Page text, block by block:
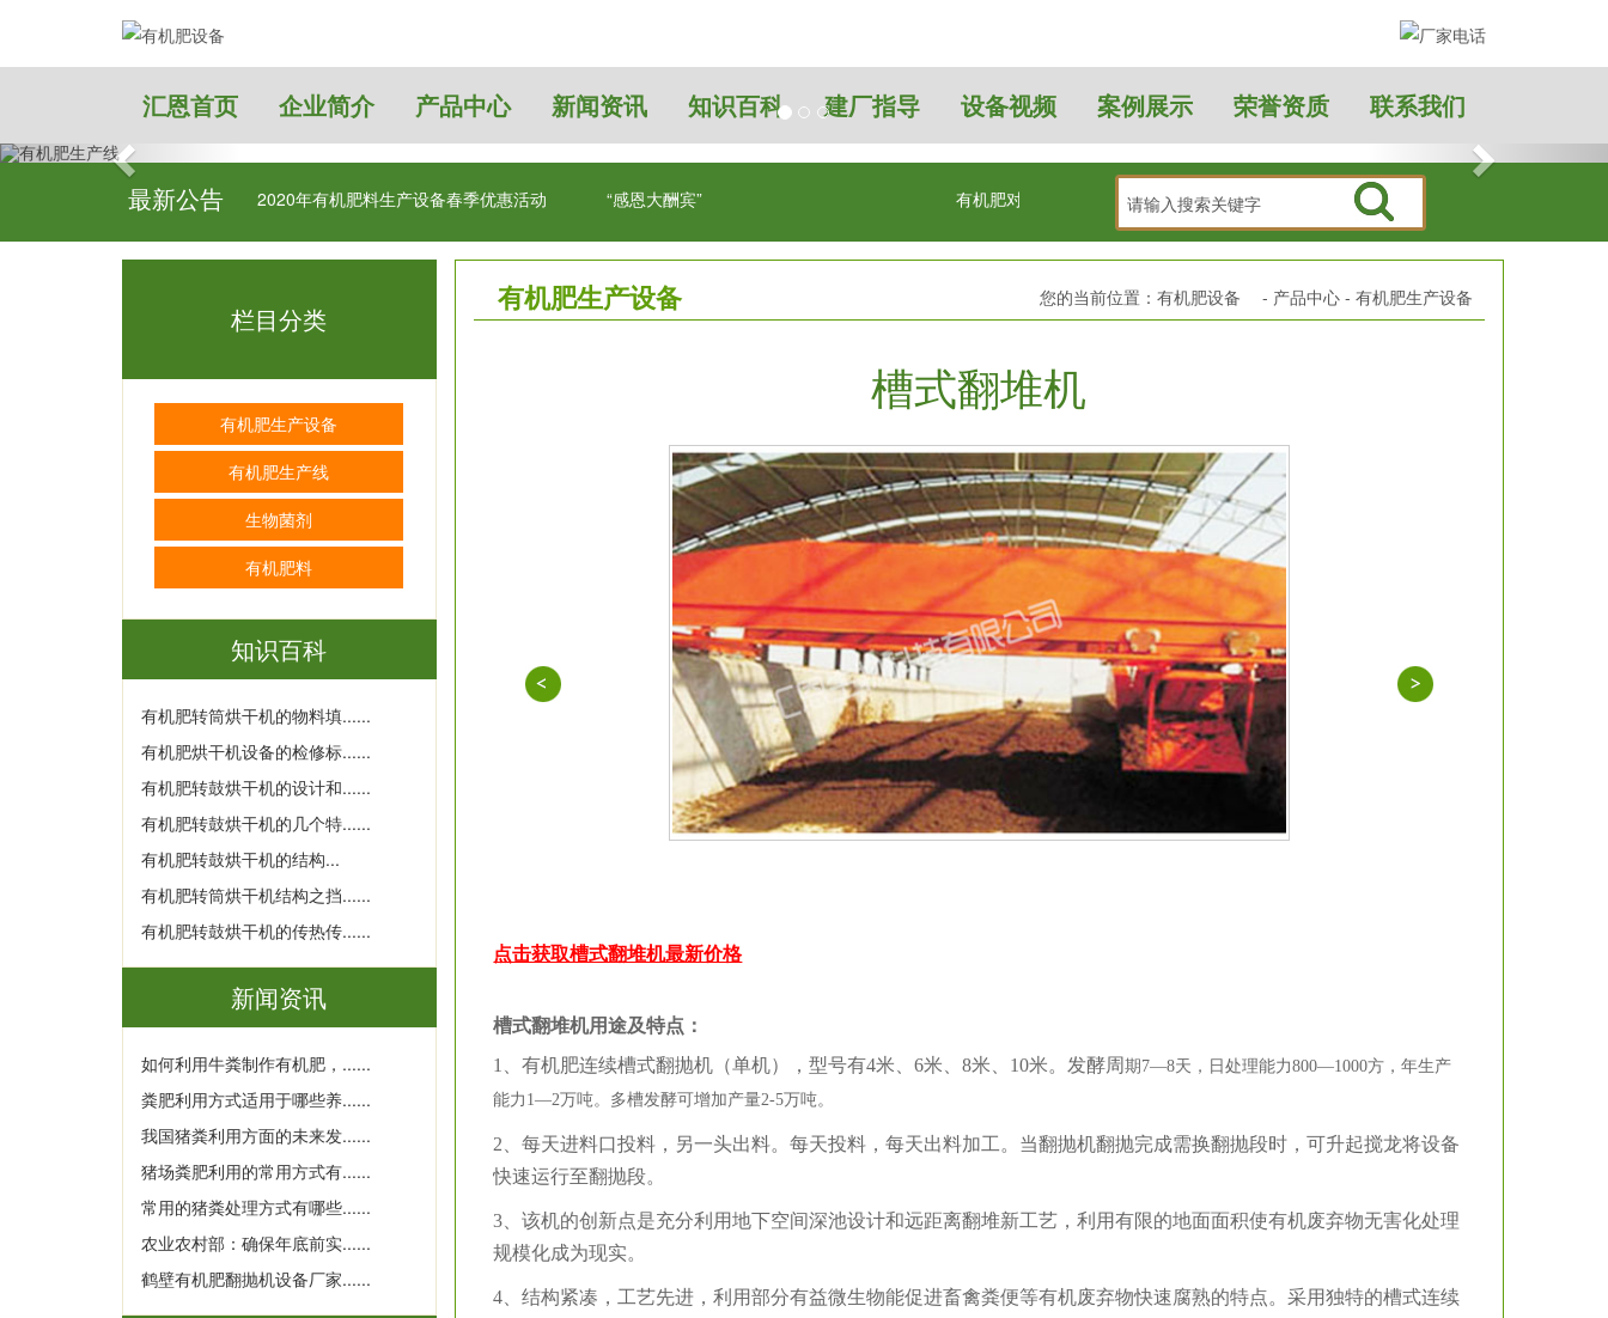
汇恩首页 企业简介 产品中心 新闻资讯 知识百科 建厂指导 设备视频 案例展示 荣誉资质 联系我们
最新公告 2020年有机肥料生产设备春季优惠活动 “感恩大酬宾” 有机肥对农业的7大贡献！ 有机肥设备找汇恩，您的理性选择。
栏目分类
有机肥生产设备
有机肥生产线
生物菌剂
有机肥料
知识百科
有机肥转筒烘干机的物料填......
有机肥烘干机设备的检修标......
有机肥转鼓烘干机的设计和......
有机肥转鼓烘干机的几个特......
有机肥转鼓烘干机的结构...
有机肥转筒烘干机结构之挡......
有机肥转鼓烘干机的传热传......
新闻资讯
如何利用牛粪制作有机肥，......
粪肥利用方式适用于哪些养......
我国猪粪利用方面的未来发......
猪场粪肥利用的常用方式有......
常用的猪粪处理方式有哪些......
农业农村部：确保年底前实......
鹤壁有机肥翻抛机设备厂家......
有机肥生产设备 您的当前位置： 有机肥设备 - 产品中心 - 有机肥生产设备
槽式翻堆机
点击获取槽式翻堆机最新价格
槽式翻堆机用途及特点：
1、有机肥连续槽式翻抛机（单机），型号有4米、6米、8米、10米。发酵周期7—8天，日处理能力800—1000方，年生产
能力1—2万吨。多槽发酵可增加产量2-5万吨。
2、每天进料口投料，另一头出料。每天投料，每天出料加工。当翻抛机翻抛完成需换翻抛段时，可升起搅龙将设备
快速运行至翻抛段。
3、该机的创新点是充分利用地下空间深池设计和远距离翻堆新工艺，利用有限的地面面积使有机废弃物无害化处理
规模化成为现实。
4、结构紧凑，工艺先进，利用部分有益微生物能促进畜禽粪便等有机废弃物快速腐熟的特点。采用独特的槽式连续